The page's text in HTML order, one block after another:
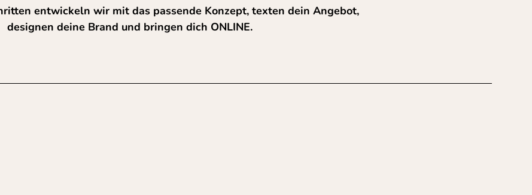
entwickeln wir mit das passende Konzept, texten dein Angebot,
designen deine Brand und bringen dich ONLINE.